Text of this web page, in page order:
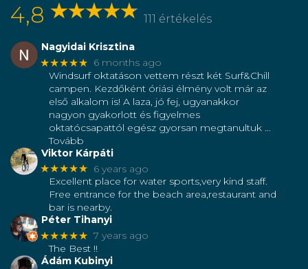
4,8 111 értékelés
Nagyidai Krisztina
★★★★★ 6 months ago
Windsurf oktatáson vettem részt két Surf&Chill
campen. Kezdőként óriási élmény volt már az
első alkalom is! A laza, jó fej, ugyanakkor
nagyon gyakorlott és figyelmes
oktatócsapattól egész gyorsan megtanultuk …
Tovább
Viktor Kárpáti
★★★★★ 6 years ago
Excellent place for water sports,very kind staff.
Free entrance for the beach area,restaurant and
bar is nearby.
Péter Tihanyi
★★★★★ 7 years ago
The Best !!
Ádám Kubinyi